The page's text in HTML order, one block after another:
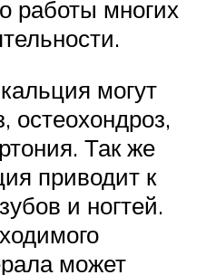
работы многих
могут
остеохондроз,
Так же
приводит к
и ногтей.
может